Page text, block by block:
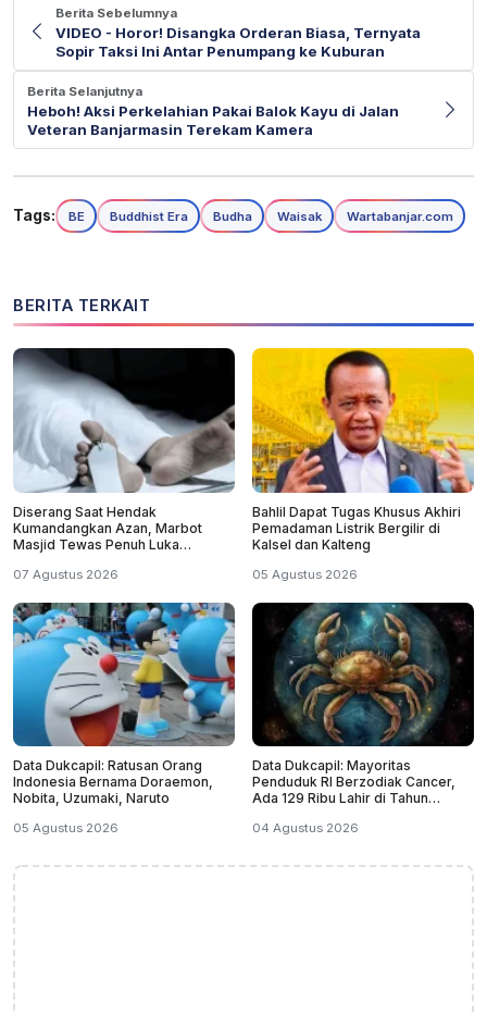
Berita Sebelumnya
VIDEO - Horor! Disangka Orderan Biasa, Ternyata
Sopir Taksi Ini Antar Penumpang ke Kuburan
Berita Selanjutnya
Heboh! Aksi Perkelahian Pakai Balok Kayu di Jalan
Veteran Banjarmasin Terekam Kamera
Tags: BE Buddhist Era Budha Waisak Wartabanjar.com
BERITA TERKAIT
Diserang Saat Hendak
Kumandangkan Azan, Marbot
Masjid Tewas Penuh Luka
07 Agustus 2026
Bahlil Dapat Tugas Khusus Akhiri
Pemadaman Listrik Bergilir di
Kalsel dan Kalteng
05 Agustus 2026
Data Dukcapil: Ratusan Orang
Indonesia Bernama Doraemon,
Nobita, Uzumaki, Naruto
05 Agustus 2026
Data Dukcapil: Mayoritas
Penduduk RI Berzodiak Cancer,
Ada 129 Ribu Lahir di Tahun
04 Agustus 2026